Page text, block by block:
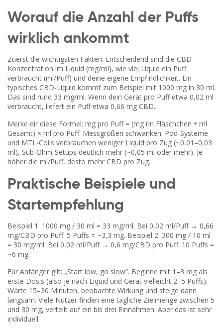
Worauf die Anzahl der Puffs
wirklich ankommt
Zuerst die wichtigsten Fakten: Entscheidend sind die CBD-
Konzentration im Liquid (mg/ml), wie viel Liquid ein Puff
verbraucht (ml/Puff) und deine eigene Empfindlichkeit. Ein
typisches CBD-Liquid kommt zum Beispiel mit 1000 mg in 30 ml.
Das sind rund 33 mg/ml. Wenn dein Gerät pro Puff etwa 0,02 ml
verbraucht, liefert ein Puff etwa 0,66 mg CBD.
Merke dir diese Formel: mg pro Puff = (mg im Fläschchen ÷ ml
Gesamt) × ml pro Puff. Messgrößen schwanken: Pod-Systeme
und MTL-Coils verbrauchen weniger Liquid pro Zug (~0,01–0,03
ml), Sub-Ohm-Setups deutlich mehr (~0,05 ml oder mehr). Je
höher die ml/Puff, desto mehr CBD pro Zug.
Praktische Beispiele und
Startempfehlung
Beispiel 1: 1000 mg / 30 ml = 33 mg/ml. Bei 0,02 ml/Puff → 0,66
mg/CBD pro Puff. 5 Puffs = ~3,3 mg. Beispiel 2: 300 mg / 10 ml
= 30 mg/ml. Bei 0,02 ml/Puff → 0,6 mg/CBD pro Puff. 10 Puffs =
~6 mg.
Für Anfänger gilt: „Start low, go slow“. Beginne mit 1–3 mg als
erste Dosis (also je nach Liquid und Gerät vielleicht 2–5 Puffs).
Warte 15–30 Minuten, beobachte Wirkung und steige dann
langsam. Viele Nutzer finden eine tägliche Zielmenge zwischen 5
und 30 mg, verteilt auf ein bis drei Einnahmen. Aber das ist sehr
individuell.